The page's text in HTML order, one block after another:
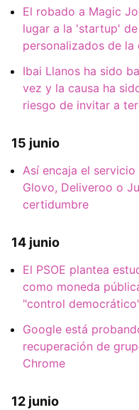
El robado a Magic
lugar a la 'startup'
personalizados de
Ibai Llanos ha sido
vez y la causa ha
riesgo de invitar a
15 junio
Así encaja el
Glovo, Deliveroo o
certidumbre
14 junio
El PSOE plantea
como moneda
"control
Google está
recuperación de
Chrome
12 junio